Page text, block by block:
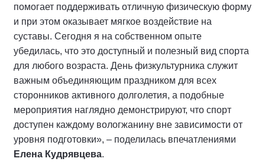
помогает поддерживать отличную физическую форму
и при этом оказывает мягкое воздействие на
суставы. Сегодня я на собственном опыте
убедилась, что это доступный и полезный вид спорта
для любого возраста. День физкультурника служит
важным объединяющим праздником для всех
сторонников активного долголетия, а подобные
мероприятия наглядно демонстрируют, что спорт
доступен каждому вологжанину вне зависимости от
уровня подготовки», – поделилась впечатлениями
Елена Кудрявцева.